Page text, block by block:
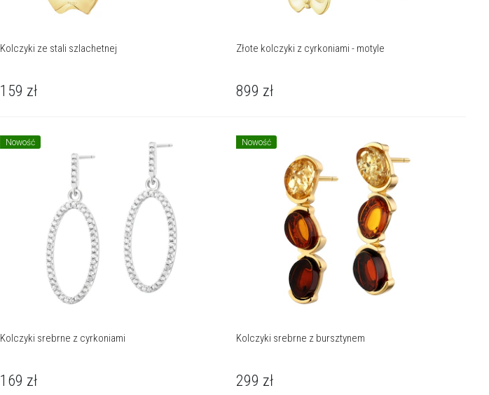
Kolczyki ze stali szlachetnej
159 zł
Złote kolczyki z cyrkoniami - motyle
899 zł
Nowość
Kolczyki srebrne z cyrkoniami
169 zł
Nowość
Kolczyki srebrne z bursztynem
299 zł